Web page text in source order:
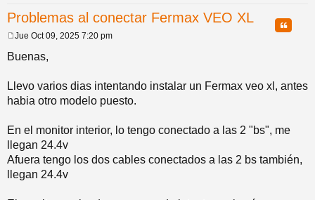
pi
do
s
o se e
Problemas al conectar Fermax VEO XL Citar
e
n
a
j
e
Jue Oct 09, 2025 7:20 pm
Buenas,
Llevo varios dias intentando instalar un Fermax veo xl, antes
habia otro modelo puesto.
En el monitor interior, lo tengo conectado a las 2 "bs", me
llegan 24.4v
Afuera tengo los dos cables conectados a las 2 bs también,
llegan 24.4v